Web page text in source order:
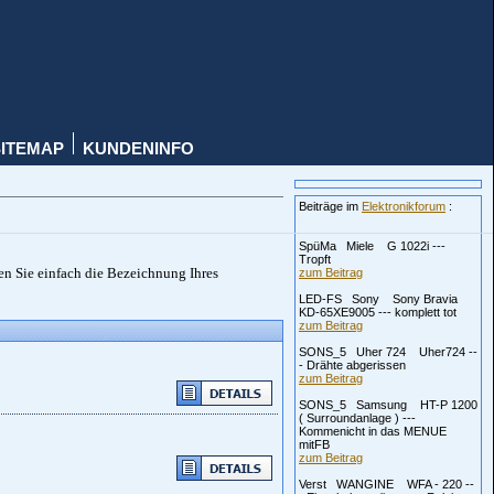
KUNDENINFO
Sie einfach die Bezeichnung Ihres
Beiträge im Elektronikforum :
SpüMa Miele G 1022i ---
Tropft
zum Beitrag
LED-FS Sony Sony Bravia
KD-65XE9005 --- komplett tot
zum Beitrag
SONS_5 Uher 724 Uher724 --
- Drähte abgerissen
zum Beitrag
SONS_5 Samsung HT-P 1200
( Surroundanlage ) ---
Kommenicht in das MENUE
mitFB
zum Beitrag
Verst WANGINE WFA - 220 --